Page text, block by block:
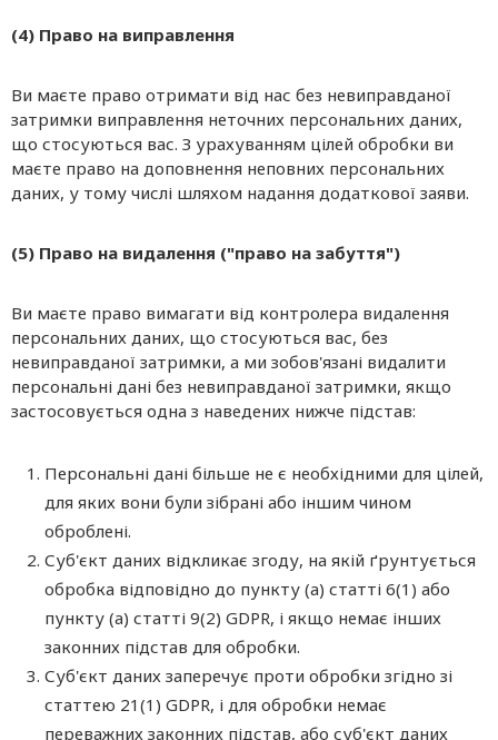
(4) Право на виправлення
Ви маєте право отримати від нас без невиправданої
затримки виправлення неточних персональних даних,
що стосуються вас. З урахуванням цілей обробки ви
маєте право на доповнення неповних персональних
даних, у тому числі шляхом надання додаткової заяви.
(5) Право на видалення ("право на забуття")
Ви маєте право вимагати від контролера видалення
персональних даних, що стосуються вас, без
невиправданої затримки, а ми зобов'язані видалити
персональні дані без невиправданої затримки, якщо
застосовується одна з наведених нижче підстав:
Персональні дані більше не є необхідними для цілей,
для яких вони були зібрані або іншим чином
оброблені.
Суб'єкт даних відкликає згоду, на якій ґрунтується
обробка відповідно до пункту (а) статті 6(1) або
пункту (а) статті 9(2) GDPR, і якщо немає інших
законних підстав для обробки.
Суб'єкт даних заперечує проти обробки згідно зі
статтею 21(1) GDPR, і для обробки немає
переважних законних підстав, або суб'єкт даних